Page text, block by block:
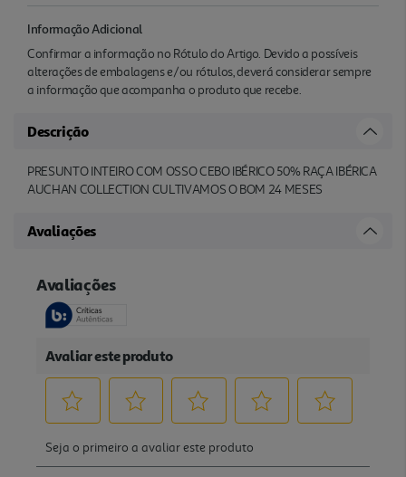
Informação Adicional
Confirmar a informação no Rótulo do Artigo. Devido a possíveis
alterações de embalagens e/ou rótulos, deverá considerar sempre
a informação que acompanha o produto que recebe.
Descrição
PRESUNTO INTEIRO COM OSSO CEBO IBÉRICO 50% RAÇA IBÉRICA
AUCHAN COLLECTION CULTIVAMOS O BOM 24 MESES
Avaliações